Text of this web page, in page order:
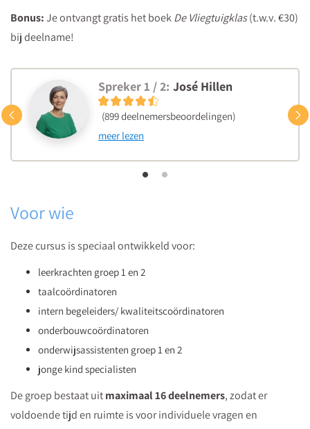
Bonus:Je ontvangt gratis het boekDe Vliegtuigklas(t.w.v. €30)
bij deelname!
Spreker 1 / 2: José Hillen
(899 deelnemersbeoordelingen)
meer lezen
Vorige
Voor wie
Deze cursus is speciaal ontwikkeld voor:
leerkrachten groep 1 en 2
taalcoördinatoren
intern begeleiders/ kwaliteitscoördinatoren
onderbouwcoördinatoren
onderwijsassistenten groep 1 en 2
jonge kind specialisten
De groep bestaat uitmaximaal 16 deelnemers, zodat er
voldoende tijd en ruimte is voor individuele vragen en